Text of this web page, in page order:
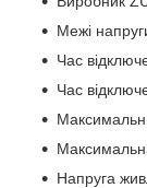
Межі
Час
Час
Напруга